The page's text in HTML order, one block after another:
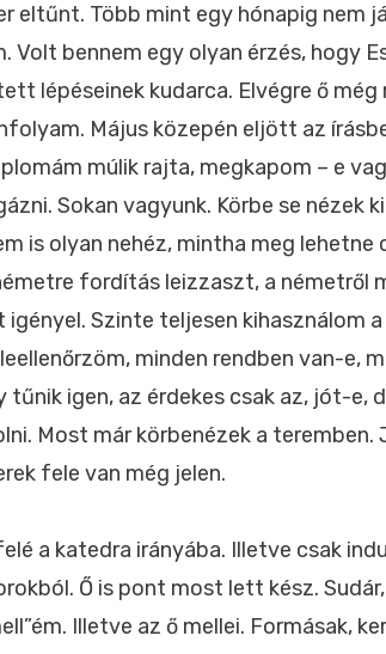
eltűnt. Több mint egy hónapig nem
Volt bennem egy olyan érzés, hogy
lépéseinek kudarca. Elvégre ő
Május közepén eljött az
múlik rajta, megkapom – e
Sokan vagyunk. Körbe se nézek
is olyan nehéz, mintha meg lehetne
fordítás leizzaszt, a németről
Szinte teljesen kihasználom
minden rendben van-e,
tűnik igen, az érdekes csak az, jót-e,
Most már körbenézek a
fele van még jelen.
a katedra irányába. Illetve csak
Ő is pont most lett kész.
Illetve az ő mellei. Formásak,